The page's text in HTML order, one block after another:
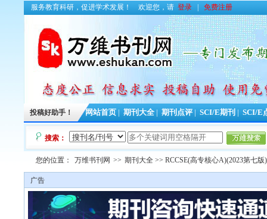
服务教育科研，促进学术发展！ 欢迎您，请 登录 免费注册
投稿好助手！ 网站首页 期刊大全 期刊点评 SCI/E期刊 SCI/E
搜索：
您的位置： 万维书刊网 >> 期刊大全 >> RCCSE(高专核心A)(2023第七版)
广告